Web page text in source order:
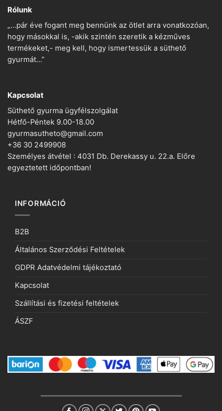
Rólunk
„…pár éve fogant meg bennünk az ötlet arra vonatkozóan,
hogy másokkal is, -akik szintén szeretik a kézműves
termékeket,- meg kell, hogy ismertessük a süthető
gyurmát…”
Kapcsolat
Süthető gyurma ügyfélszolgálat
Hétfő-Péntek 9.00-18.00
gyurmasutheto@gmail.com
+36 30 2499908
Személyes átvétel : 4031 Db. Derekassy u. 22.a. Előre
egyeztetett időpontban!
INFORMÁCIÓ
B2B
Általános Szerződési Feltételek
GDPR Adatvédelmi tájékoztató
Kapcsolat
Szállítási és fizetési feltételek
ÁSZF